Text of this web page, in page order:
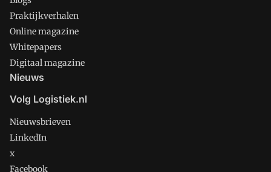
Praktijkverhalen
Online magazine
Whitepapers
Digitaal magazine
Nieuws
Volg Logistiek.nl
Nieuwsbrieven
LinkedIn
x
Facebook